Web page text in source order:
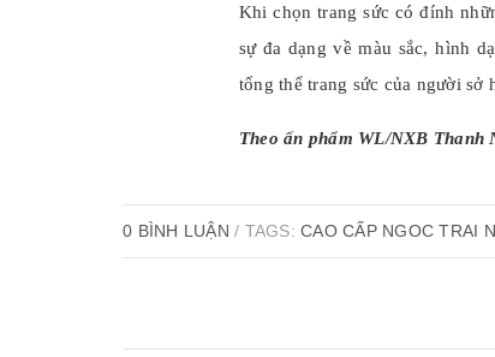
Khi chọn trang sức có đính
sự đa dạng về màu sắc, hình
tổng thể trang sức của người sở
Theo ấn phẩm WL/NXB Thanh
0 BÌNH LUẬN / TAGS: CAO CẤP NGOC TRAI